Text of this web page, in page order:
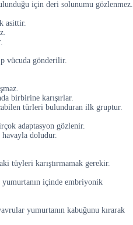
için deri solunumu gözlenmez.
asittir.
vücuda gönderilir.
birbirine karışırlar.
türleri bulunduran ilk gruptur.
adaptasyon gözlenir.
doludur.
tüyleri karıştırmamak gerekir.
yumurtanın içinde embriyonik
yumurtanın kabuğunu kırarak